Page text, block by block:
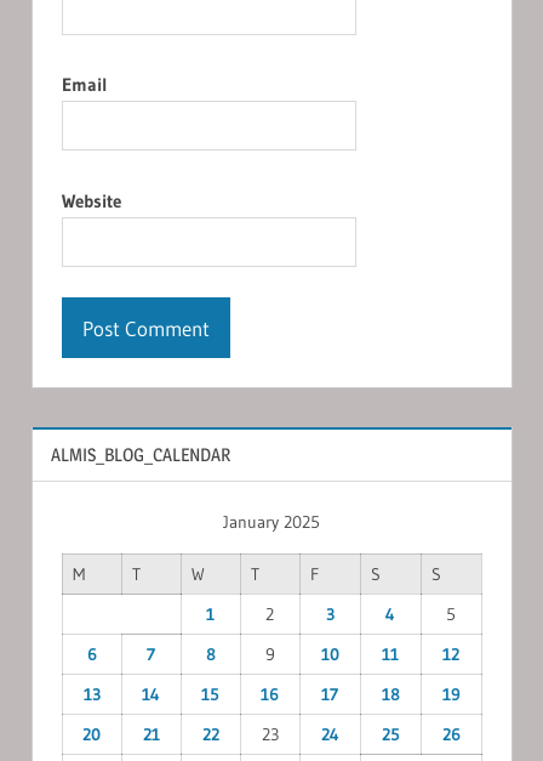
Email
Website
ALMIS_BLOG_CALENDAR
January 2025
M T W T F S
S
1
2 3 4
5
6
7 8 9 10 11
12
13
14 15 16 17 18
19
20
21 22 23 24 25
26